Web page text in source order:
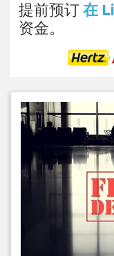
提前预订 在
资金。